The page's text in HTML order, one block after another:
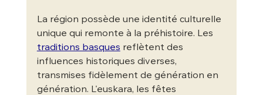
La région possède une identité culturelle
unique qui remonte à la préhistoire. Les
traditions basques reflètent des
influences historiques diverses,
transmises fidèlement de génération en
génération. L'euskara, les fêtes